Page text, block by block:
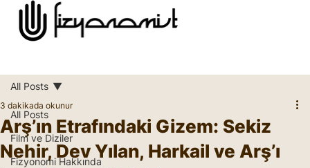
All Posts
Film ve Diziler
Fizyonomi Hakkında
All Posts
Arş’ın Etrafındaki Gizem: Sekiz
Nehir, Dev Yılan, Harkail ve Arş’ı
3 dakikada okunur